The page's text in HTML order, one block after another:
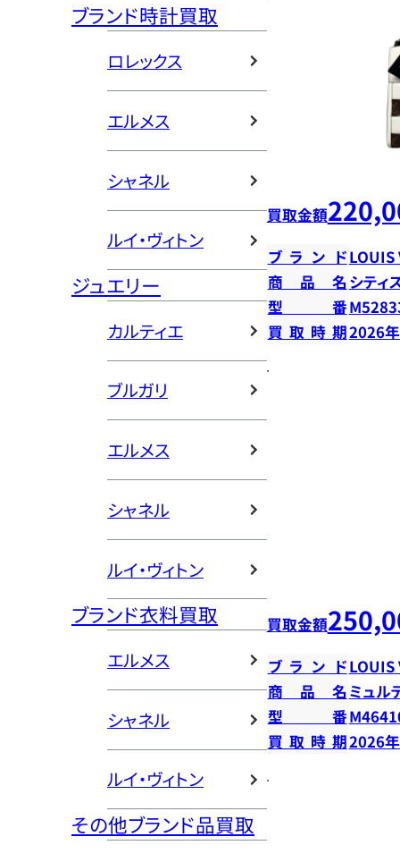
ブランド時計買取
ロレックス
エルメス
シャネル
ルイ・ヴィトン
ジュエリー
カルティエ
ブルガリ
エルメス
シャネル
ルイ・ヴィトン
ブランド衣料買取
エルメス
シャネル
ルイ・ヴィトン
その他ブランド品買取
買取金額
ブランドLOUIS
商品名 シティ
型番
買取時期2026
買取金額
ブランドLOUIS
商品名 ミュル
型番
買取時期2026